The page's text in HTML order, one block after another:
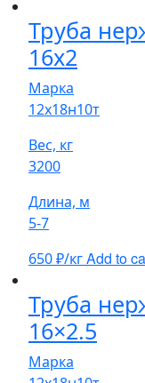
Труба
16х2
Марка
12х18н10т
Вес, кг
3200
Длина, м
5-7
650₽/кгAdd to
Труба
16×2.5
Марка